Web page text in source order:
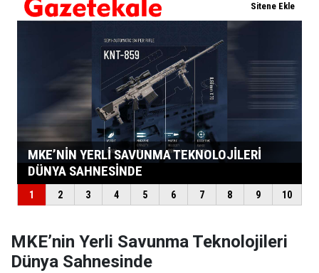
MKE’nin Yerli Savunma Teknolojileri
Dünya Sahnesinde